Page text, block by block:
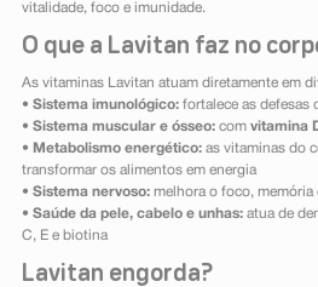
vitalidade, foco e imunidade.
O que a Lavitan faz no
As vitaminas Lavitan atuam diretamente em
• Sistema imunológico:fortalece as defesas
• Sistema muscular e ósseo:com vitamina
• Metabolismo energético:as vitaminas do
transformar os alimentos em energia
• Sistema nervoso:melhora o foco, memória
• Saúde da pele, cabelo e unhas:atua de
C, E e biotina
Lavitan engorda?